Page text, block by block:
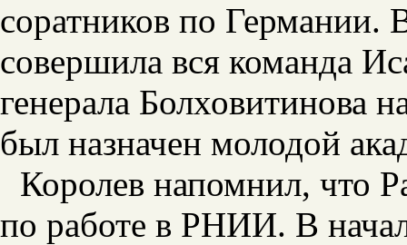
соратников по Германии.
совершила вся команда
генерала Болховитинова
был назначен молодой
Королев напомнил, что
по работе в РНИИ. В